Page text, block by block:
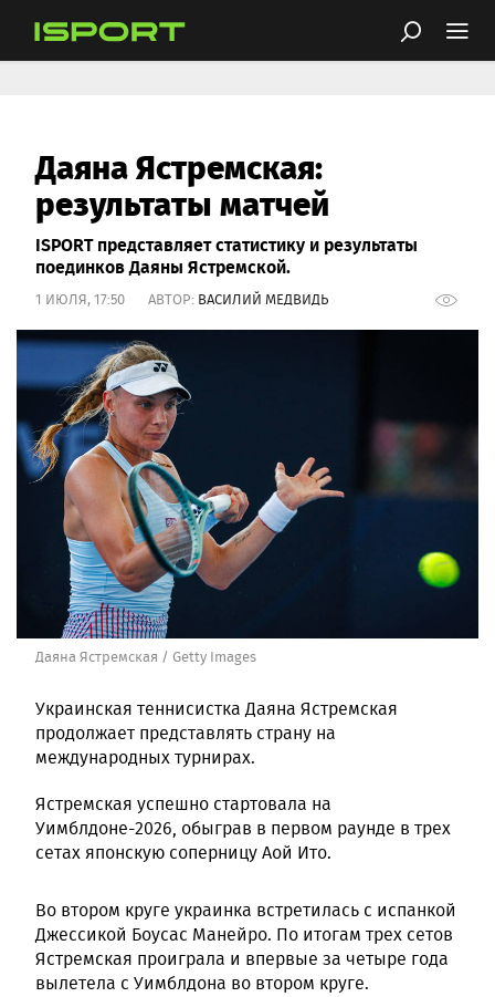
Даяна Ястремская:
результаты матчей
ISPORT представляет статистику и результаты
поединков Даяны Ястремской.
1 ИЮЛЯ, 17:50 АВТОР: ВАСИЛИЙ МЕДВИДЬ
Даяна Ястремская / Getty Images
Украинская теннисистка Даяна Ястремская
продолжает представлять страну на
международных турнирах.
Ястремская успешно стартовала на
Уимблдоне-2026, обыграв в первом раунде в трех
сетах японскую соперницу Аой Ито.
Во втором круге украинка встретилась с испанкой
Джессикой Боусас Манейро. По итогам трех сетов
Ястремская проиграла и впервые за четыре года
вылетела с Уимблдона во втором круге.